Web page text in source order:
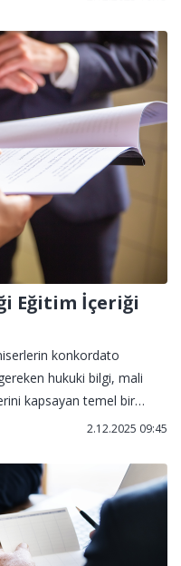
Eğitim İçeriği
konkordato
hukuki bilgi, mali
kapsayan temel bir
2.12.2025 09:45